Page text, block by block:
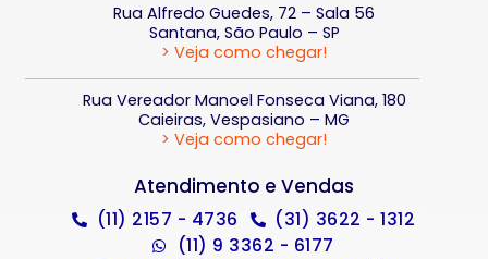
Rua Alfredo Guedes, 72 – Sala 56
Santana, São Paulo – SP
> Veja como chegar!
Rua Vereador Manoel Fonseca Viana, 180
Caieiras, Vespasiano – MG
> Veja como chegar!
Atendimento e Vendas
(11) 2157 - 4736
(31) 3622 - 1312
(11) 9 3362 - 6177